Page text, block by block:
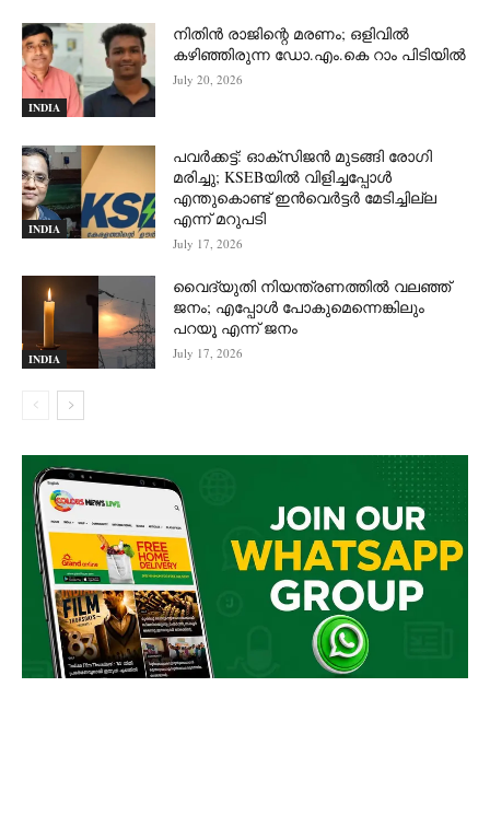
INDIA
നിതിൻ രാജിന്റെ മരണം; ഒളിവിൽ
കഴിഞ്ഞിരുന്ന ഡോ.എം.കെ റാം പിടിയിൽ
July 20, 2026
INDIA
പവർക്കട്ട്: ഓക്‌സിജൻ മുടങ്ങി രോഗി
മരിച്ചു; KSEBയിൽ വിളിച്ചപ്പോൾ
എന്തുകൊണ്ട് ഇൻവെർട്ടർ മേടിച്ചില്ല
എന്ന് മറുപടി
July 17, 2026
INDIA
വൈദ്യുതി നിയന്ത്രണത്തിൽ വലഞ്ഞ്
ജനം; എപ്പോൾ പോകുമെന്നെങ്കിലും
പറയൂ എന്ന് ജനം
July 17, 2026